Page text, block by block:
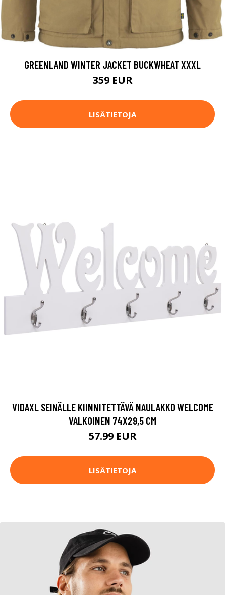
GREENLAND WINTER JACKET BUCKWHEAT XXXL
359 EUR
LISÄTIETOJA
VIDAXL SEINÄLLE KIINNITETTÄVÄ NAULAKKO WELCOME
VALKOINEN 74X29,5 CM
57.99 EUR
LISÄTIETOJA